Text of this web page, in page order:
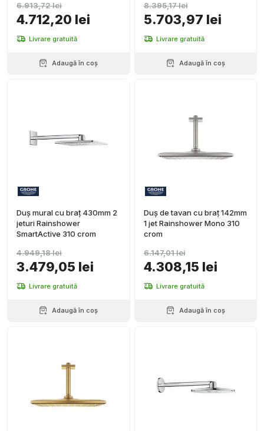
4.712,20 lei
6.913,72 lei
Livrare gratuită
Adaugă în coș
5.703,97 lei
8.395,17 lei
Livrare gratuită
Adaugă în coș
Duș mural cu braț 430mm 2
jeturi Rainshower
SmartActive 310 crom
3.479,05 lei
4.949,18 lei
Livrare gratuită
Adaugă în coș
Duș de tavan cu braț 142mm
1 jet Rainshower Mono 310
crom
4.308,15 lei
6.147,01 lei
Livrare gratuită
Adaugă în coș